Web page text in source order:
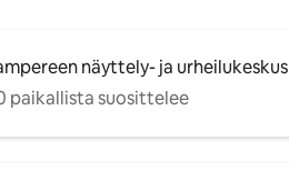
näyttely- ja urheilukeskus
paikallista suosittelee